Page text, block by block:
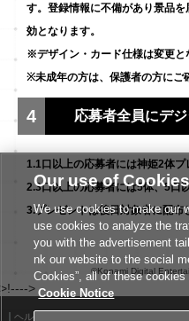
す。登録情報に不備があり景品
効となります。
※デザイン・カード仕様は変更と
※未成年の方は、保護者の方にご
4 応募者全員にデ
1.1口以上の応募者には神姫2体プ
2.3口以上の応募者には5体、5口
3.プレゼントは後日対象者に配布
©Konami Digital
>!---->
ヘルプ
Our use of Cookies
We use cookies to make our
use cookies to analyze the
you with the advertisement
nk our website to the social
Cookies”, all of these
Cookie Notice